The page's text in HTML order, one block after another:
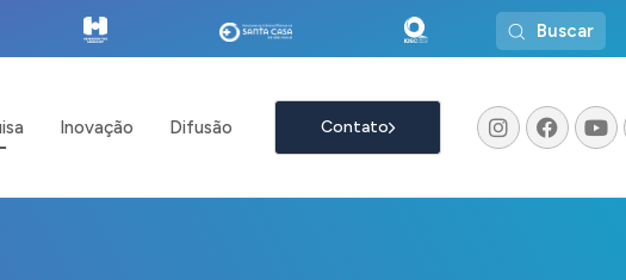
Buscar
Inovação Difusão Contato